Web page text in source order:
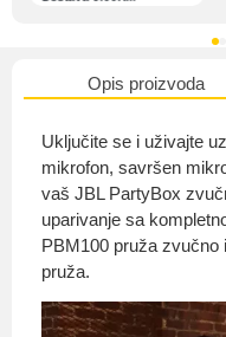
Opis proizvoda
Uključite se i uživajte
mikrofon, savršen
vaš JBL PartyBox
uparivanje sa
PBM100 pruža
pruža.